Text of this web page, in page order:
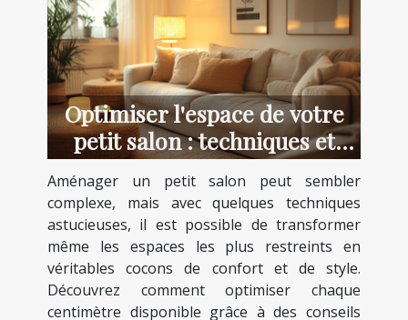
Optimiser l'espace de votre
petit salon : techniques et
astuces
Aménager un petit salon peut sembler
complexe, mais avec quelques techniques
astucieuses, il est possible de transformer
même les espaces les plus restreints en
véritables cocons de confort et de style.
Découvrez comment optimiser chaque
centimètre disponible grâce à des conseils